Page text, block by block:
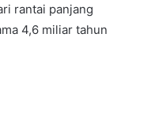
rantai panjang
4,6 miliar tahun